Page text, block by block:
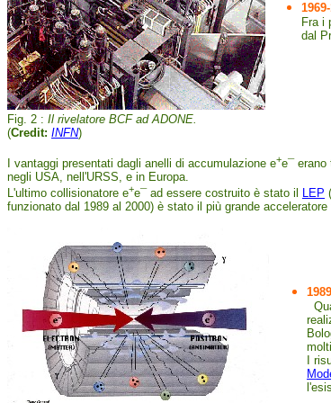
Fig. 2 : Il rivelatore BCF ad ADONE.
(Credit: INFN)
Fra i
dal
I vantaggi presentati dagli anelli di accumulazione e+e¯
negli USA, nell'URSS, e in Europa.
L'ultimo collisionatore e+e¯ ad essere costruito è stato il LEP
funzionato dal 1989 al 2000) è stato il più grande
I